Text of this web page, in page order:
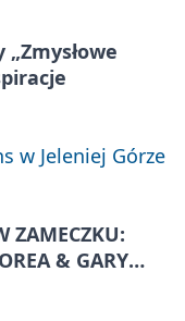
w Jeleniej Górze
ZAMECZKU:
& GARY